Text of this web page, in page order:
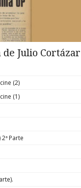
Julio Cortázar
(2)
(1)
Parte